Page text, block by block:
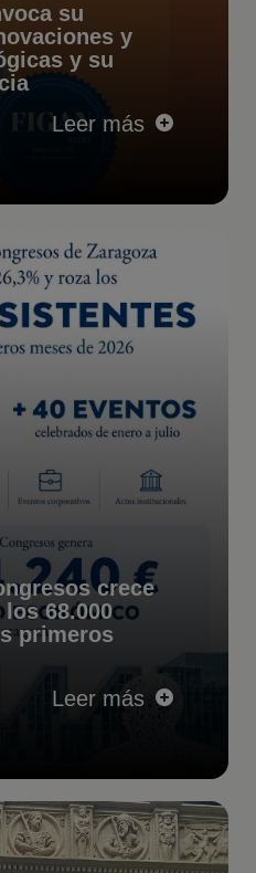
su
y
y su
Leer más
crece
los 68.000
primeros
Leer más